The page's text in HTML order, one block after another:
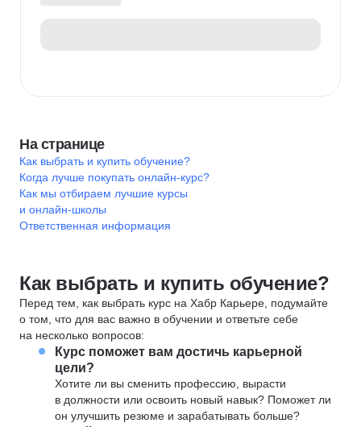
На странице
Как выбрать и купить обучение?
Когда лучше покупать онлайн-курс?
Как мы отбираем лучшие курсы
и онлайн-школы
Ответственная информация
Как выбрать и купить обучение?
Перед тем, как выбрать курс на Хабр Карьере, подумайте
о том, что для вас важно в обучении и ответьте себе
на несколько вопросов:
Курс поможет вам достичь карьерной
цели?
Хотите ли вы сменить профессию, вырасти
в должности или освоить новый навык? Поможет ли
он улучшить резюме и зарабатывать больше?